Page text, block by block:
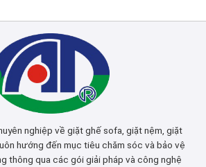
nghiệp về giặt ghế sofa, giặt nệm, giặt
hướng đến mục tiêu chăm sóc và bảo vệ
thông qua các gói giải pháp và công nghệ